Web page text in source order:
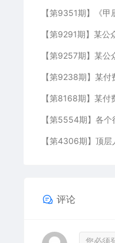
评论